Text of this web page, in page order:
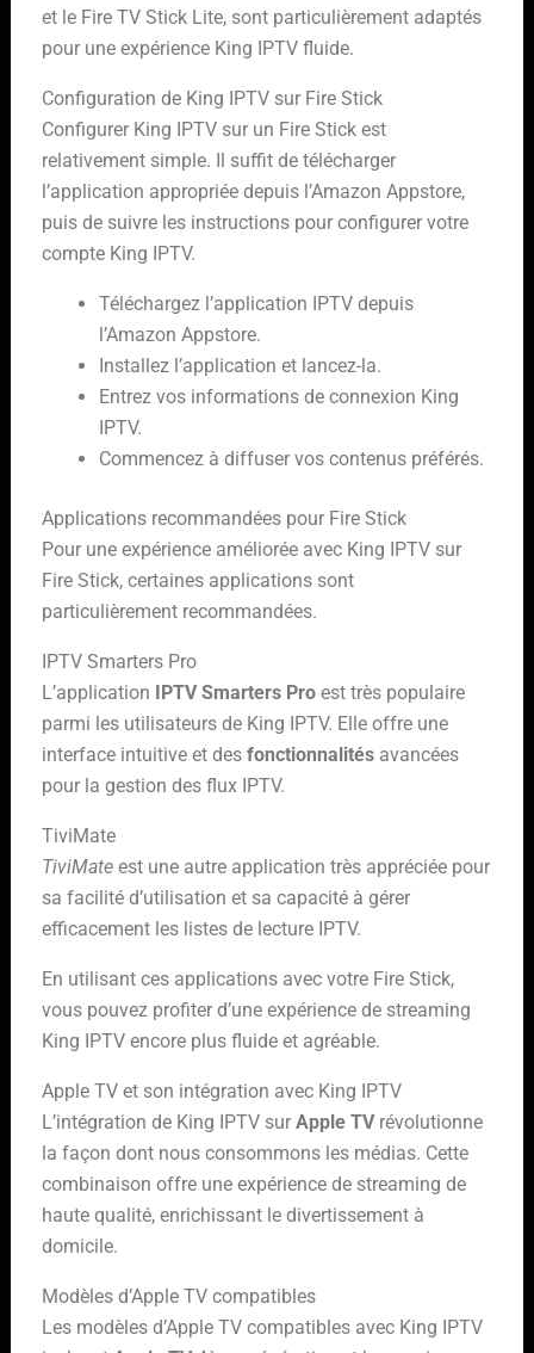
et le Fire TV Stick Lite, sont particulièrement adaptés
pour une expérience King IPTV fluide.
Configuration de King IPTV sur Fire Stick
Configurer King IPTV sur un Fire Stick est
relativement simple. Il suffit de télécharger
l’application appropriée depuis l’Amazon Appstore,
puis de suivre les instructions pour configurer votre
compte King IPTV.
Téléchargez l’application IPTV depuis
l’Amazon Appstore.
Installez l’application et lancez-la.
Entrez vos informations de connexion King
IPTV.
Commencez à diffuser vos contenus préférés.
Applications recommandées pour Fire Stick
Pour une expérience améliorée avec King IPTV sur
Fire Stick, certaines applications sont
particulièrement recommandées.
IPTV Smarters Pro
L’application
IPTV Smarters Proest très populaire
parmi les utilisateurs de King IPTV. Elle offre une
interface intuitive et des fonctionnalitésavancées
pour la gestion des flux IPTV.
TiviMate
TiviMateest une autre application très appréciée pour
sa facilité d’utilisation et sa capacité à gérer
efficacement les listes de lecture IPTV.
En utilisant ces applications avec votre Fire Stick,
vous pouvez profiter d’une expérience de streaming
King IPTV encore plus fluide et agréable.
Apple TV et son intégration avec King IPTV
L’intégration de King IPTV sur Apple TVrévolutionne
la façon dont nous consommons les médias. Cette
combinaison offre une expérience de streaming de
haute qualité, enrichissant le divertissement à
domicile.
Modèles d’Apple TV compatibles
Les modèles d’Apple TV compatibles avec King IPTV